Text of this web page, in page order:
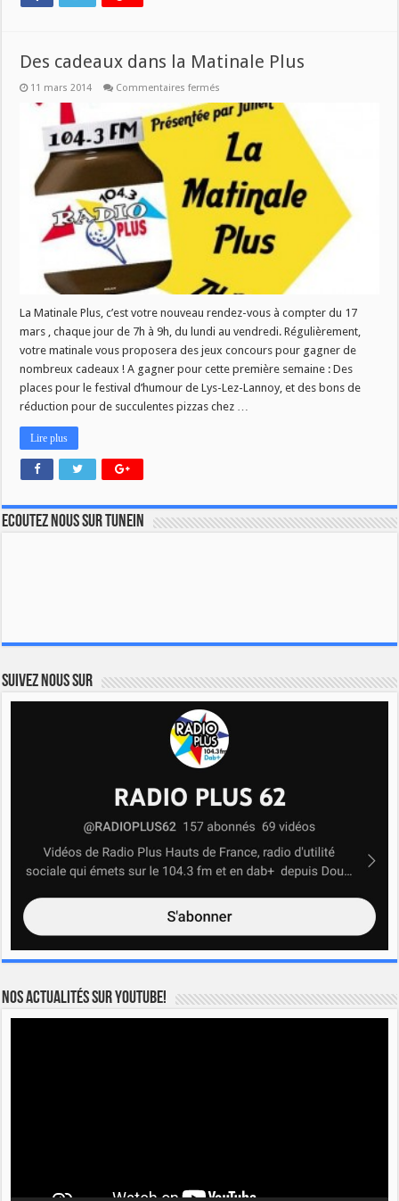
Des cadeaux dans la Matinale Plus
11 mars 2014 Commentaires fermés
cadeaux
dans
la
Matinale
Plus
La Matinale Plus, c’est votre nouveau rendez-vous à compter du 17
mars , chaque jour de 7h à 9h, du lundi au vendredi. Régulièrement,
votre matinale vous proposera des jeux concours pour gagner de
nombreux cadeaux ! A gagner pour cette première semaine : Des
places pour le festival d’humour de Lys-Lez-Lannoy, et des bons de
réduction pour de succulentes pizzas chez …
Lire plus
Ecoutez nous sur TuneIn
Suivez nous sur
Nos actualités sur YOUTUBE!